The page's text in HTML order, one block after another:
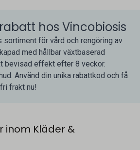
hos Vincobiosis
sortiment för vård och rengöring av
med hållbar växtbaserad
bevisad effekt efter 8 veckor.
Använd din unika rabattkod och få
frakt nu!
inom Kläder &